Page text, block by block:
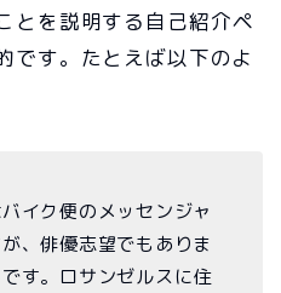
とを説明する自己紹介ペ
です。たとえば以下のよ
イク便のメッセンジャ
、俳優志望でもありま
す。ロサンゼルスに住